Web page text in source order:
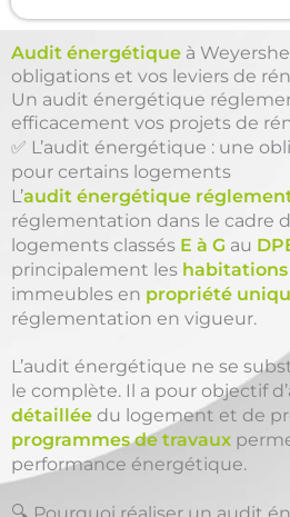
Audit énergétique à
obligations et vos leviers de
Un audit énergétique
efficacement vos projets de
✅ L’audit énergétique : une
pour certains logements
L’audit énergétique
réglementation dans le cadre
logements classés E à G au
principalement les
immeubles en propriété
réglementation en vigueur.
L’audit énergétique ne se
le complète. Il a pour objectif
détaillée du logement et de
programmes de travaux
performance énergétique.
🔍 Pourquoi réaliser un audit